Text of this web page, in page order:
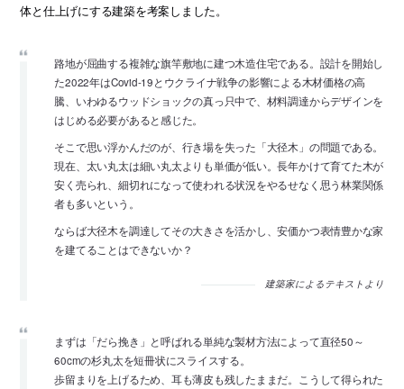
体と仕上げにする建築を考案しました。
路地が屈曲する複雑な旗竿敷地に建つ木造住宅である。設計を開始し
た2022年はCovid-19とウクライナ戦争の影響による木材価格の高
騰、いわゆるウッドショックの真っ只中で、材料調達からデザインを
はじめる必要があると感じた。
そこで思い浮かんだのが、行き場を失った「大径木」の問題である。
現在、太い丸太は細い丸太よりも単価が低い。長年かけて育てた木が
安く売られ、細切れになって使われる状況をやるせなく思う林業関係
者も多いという。
ならば大径木を調達してその大きさを活かし、安価かつ表情豊かな家
を建てることはできないか？
建築家によるテキストより
まずは「だら挽き」と呼ばれる単純な製材方法によって直径50～
60cmの杉丸太を短冊状にスライスする。
歩留まりを上げるため、耳も薄皮も残したままだ。こうして得られた